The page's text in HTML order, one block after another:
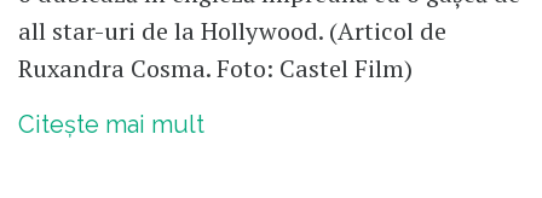
all star-uri de la Hollywood. (Articol de
Ruxandra Cosma. Foto: Castel Film)
Citește mai mult